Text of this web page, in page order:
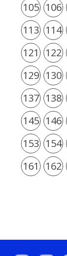
105 106
113 114
121 122
129 130
137 138
145 146
153 154
161 162